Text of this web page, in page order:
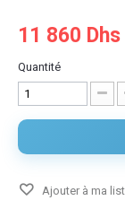
11 860 Dhs
Quantité
Ajouter à ma